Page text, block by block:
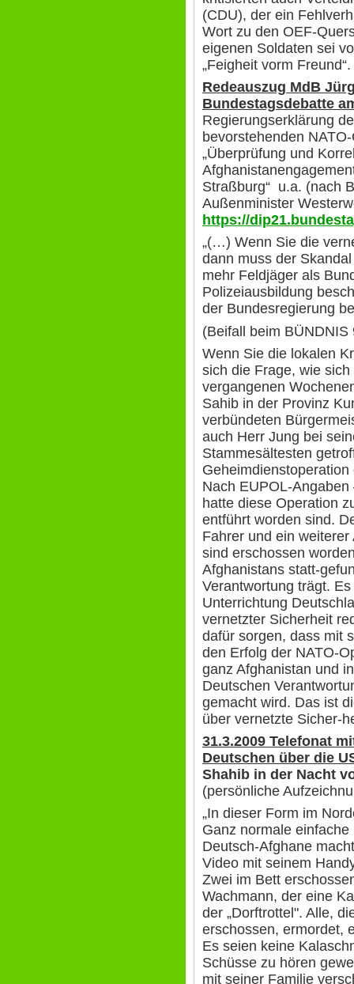
(CDU), der ein
Wort zu den OEF-
eigenen Soldaten sei
„Feigheit vorm
Redeauszug MdB
Bundestagsdebatte
Regierungserklärung
bevorstehenden
„Überprüfung und
Straßburg“ u.a. (nach
Außenminister
https://
„(…) Wenn Sie die
dann muss der
mehr Feldjäger als
Polizeiausbildung
der Bundesregierung
(Beifall beim
Wenn Sie die lokalen
sich die Frage, wie
vergangenen
Sahib in der Provinz
verbündeten
auch Herr Jung bei
Stammesältesten
Nach EUPOL-
hatte diese Operation
entführt worden sind.
Fahrer und ein
sind erschossen
Afghanistans statt-
Verantwortung trägt.
Unterrichtung
vernetzter Sicherheit
dafür sorgen, dass mit
den Erfolg der NATO-
ganz Afghanistan und
Deutschen
gemacht wird. Das ist
über vernetzte Sicher-
31.3.2009 Telefonat
Deutschen über die
Shahib in der Nacht
(persönliche
„In dieser Form im
Ganz normale
Deutsch-Afghane
Video mit seinem
Zwei im Bett
Wachmann, der eine
der „Dorftrottel". Alle,
erschossen, ermordet,
Es seien keine
Schüsse zu hören
mit seiner Familie